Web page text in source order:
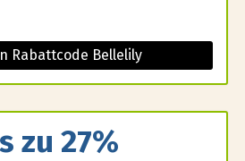
Rabattcode Bellelily
zu 27%